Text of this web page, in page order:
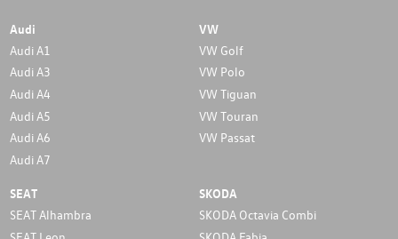
Audi
Audi A1
Audi A3
Audi A4
Audi A5
Audi A6
Audi A7
VW
VW Golf
VW Polo
VW Tiguan
VW Touran
VW Passat
SEAT
SEAT Alhambra
SKODA
SKODA Octavia Combi